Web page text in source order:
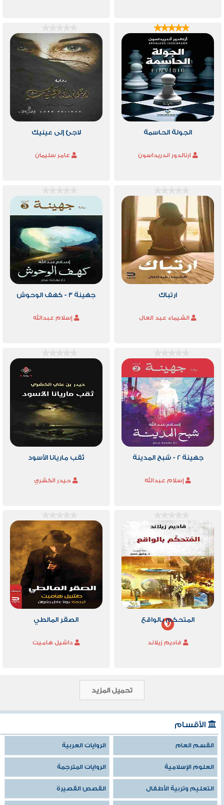
‫الجولة الحاسمة‬
ارنالدور اندريداسون
لاجئ إلى عينيك
عامر سليمان
ارتباك
الشيماء عبد العال
جهينة 3 - كهف الوحوش
إسلام عبدالله
جهينة 2 - شبح المدينة
إسلام عبدالله
ثقب ماريانا الأسود
حيدر الكشري
المتحكم بالواقع
فاديم زيلاند
الصقر المالطي
داشيل هاميت
تحميل المزيد
الأقسام
القسم العام الروايات العربية
العلوم الإسلامية الروايات المترجمة
التعليم وتربية الأطفال القصص القصيرة